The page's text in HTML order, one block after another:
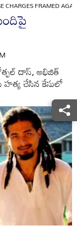
CHARGES FRAMED
దాస్‌, అభిజిత్‌
హత్య చేసిన కేసులో